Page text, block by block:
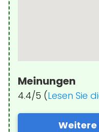
Meinungen
4.4/5 (Lesen Sie